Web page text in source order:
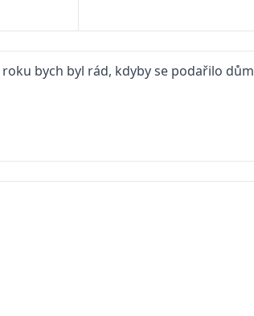
bych byl rád, kdyby se podařilo dům